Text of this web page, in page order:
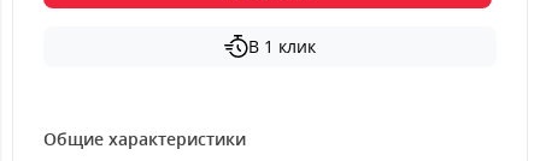
В 1 клик
Общие характеристики